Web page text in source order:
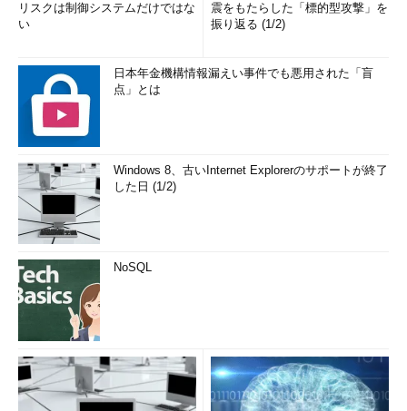
リスクは制御システムだけではな
い
震をもたらした「標的型攻撃」を
振り返る (1/2)
日本年金機構情報漏えい事件でも悪用された「盲
点」とは
Windows 8、古いInternet Explorerのサポートが終了
した日 (1/2)
NoSQL